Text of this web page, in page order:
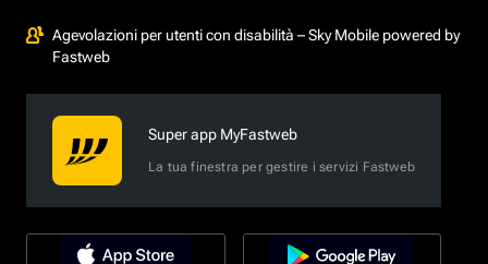
Agevolazioni per utenti con disabilità – Sky Mobile powered by
Fastweb
Super app MyFastweb
La tua finestra per gestire i servizi Fastweb